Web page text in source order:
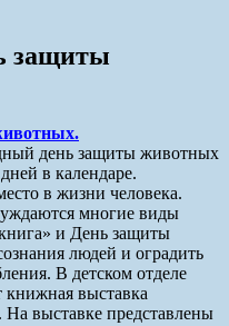
защиты
день защиты животных
в календаре.
в жизни человека.
многие виды
и День защиты
людей и оградить
В детском отделе
книжная выставка
выставке представлены